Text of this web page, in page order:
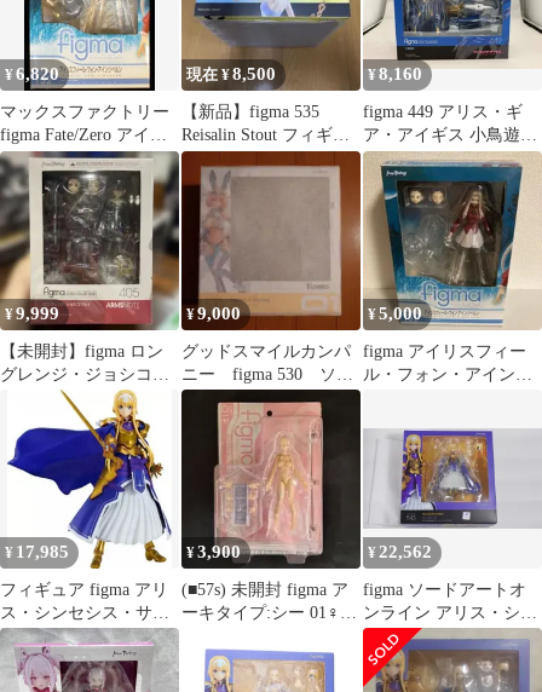
フィギュア マックスフ
ァクトリー
¥6,820
マックスファクトリー
figma Fate/Zero アイリ
スフィール
現在 ¥8,500
【新品】figma 535
Reisalin Stout フィギュ
ア
¥8,160
figma 449 アリス・ギ
ア・アイギス 小鳥遊怜
アリス・ギア・アイギ
¥9,999
【未開封】figma ロン
グレンジ・ジョシコウ
セイ ARMS NOTE 405
¥9,000
グッドスマイルカンパ
ニー figma 530 ソフ
ィア・F・シャーリング
¥5,000
figma アイリスフィー
ル・フォン・アインツ
¥ 17,985
フィギュア figma アリ
ス・シンセシス・サー
ティ 「ソードアート・
オンライン アリシゼー
ション War of
¥3,900
(■57s) 未開封 figma ア
ーキタイプ:シー 01♀
¥ 22,562
figma ソードアートオ
ンライン アリス・シン
セシス・サーティ